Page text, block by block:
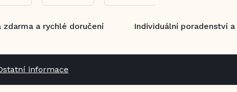
zdarma a rychlé doručení Individuální poradenství
informace